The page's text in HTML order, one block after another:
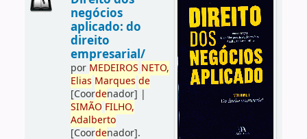
negócios
aplicado: do
direito
empresarial/
por MEDEIROS NETO,
Elias Marques de
[Coordenador] |
SIMÃO FILHO,
Adalberto
[Coordenador].